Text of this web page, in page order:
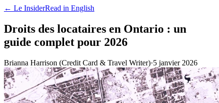
← Le InsiderRead in English
Droits des locataires en Ontario : un
guide complet pour 2026
Brianna Harrison (Credit Card & Travel Writer)·5 janvier 2026